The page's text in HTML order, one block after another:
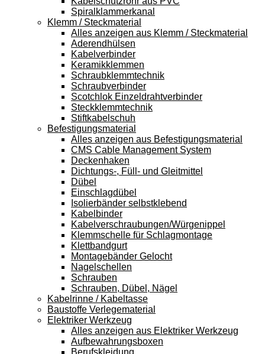
Spiralklammerkanal
Klemm / Steckmaterial
Alles anzeigen aus Klemm / Steckmaterial
Aderendhülsen
Kabelverbinder
Keramikklemmen
Schraubklemmtechnik
Schraubverbinder
Scotchlok Einzeldrahtverbinder
Steckklemmtechnik
Stiftkabelschuh
Befestigungsmaterial
Alles anzeigen aus Befestigungsmaterial
CMS Cable Management System
Deckenhaken
Dichtungs-, Füll- und Gleitmittel
Dübel
Einschlagdübel
Isolierbänder selbstklebend
Kabelbinder
Kabelverschraubungen/Würgenippel
Klemmschelle für Schlagmontage
Klettbandgurt
Montagebänder Gelocht
Nagelschellen
Schrauben
Schrauben, Dübel, Nägel
Kabelrinne / Kabeltasse
Baustoffe Verlegematerial
Elektriker Werkzeug
Alles anzeigen aus Elektriker Werkzeug
Aufbewahrungsboxen
Berufskleidung